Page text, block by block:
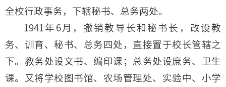
全校行政事务，下辖秘书、总务两处。
1941年6月，撤销教导长和秘书长，改设教
务、训育、秘书、总务四处，直接置于校长管辖之
下。教务处设文书、编印课；总务处设庶务、卫生
课。又将学校图书馆、农场管理处、实验中、小学